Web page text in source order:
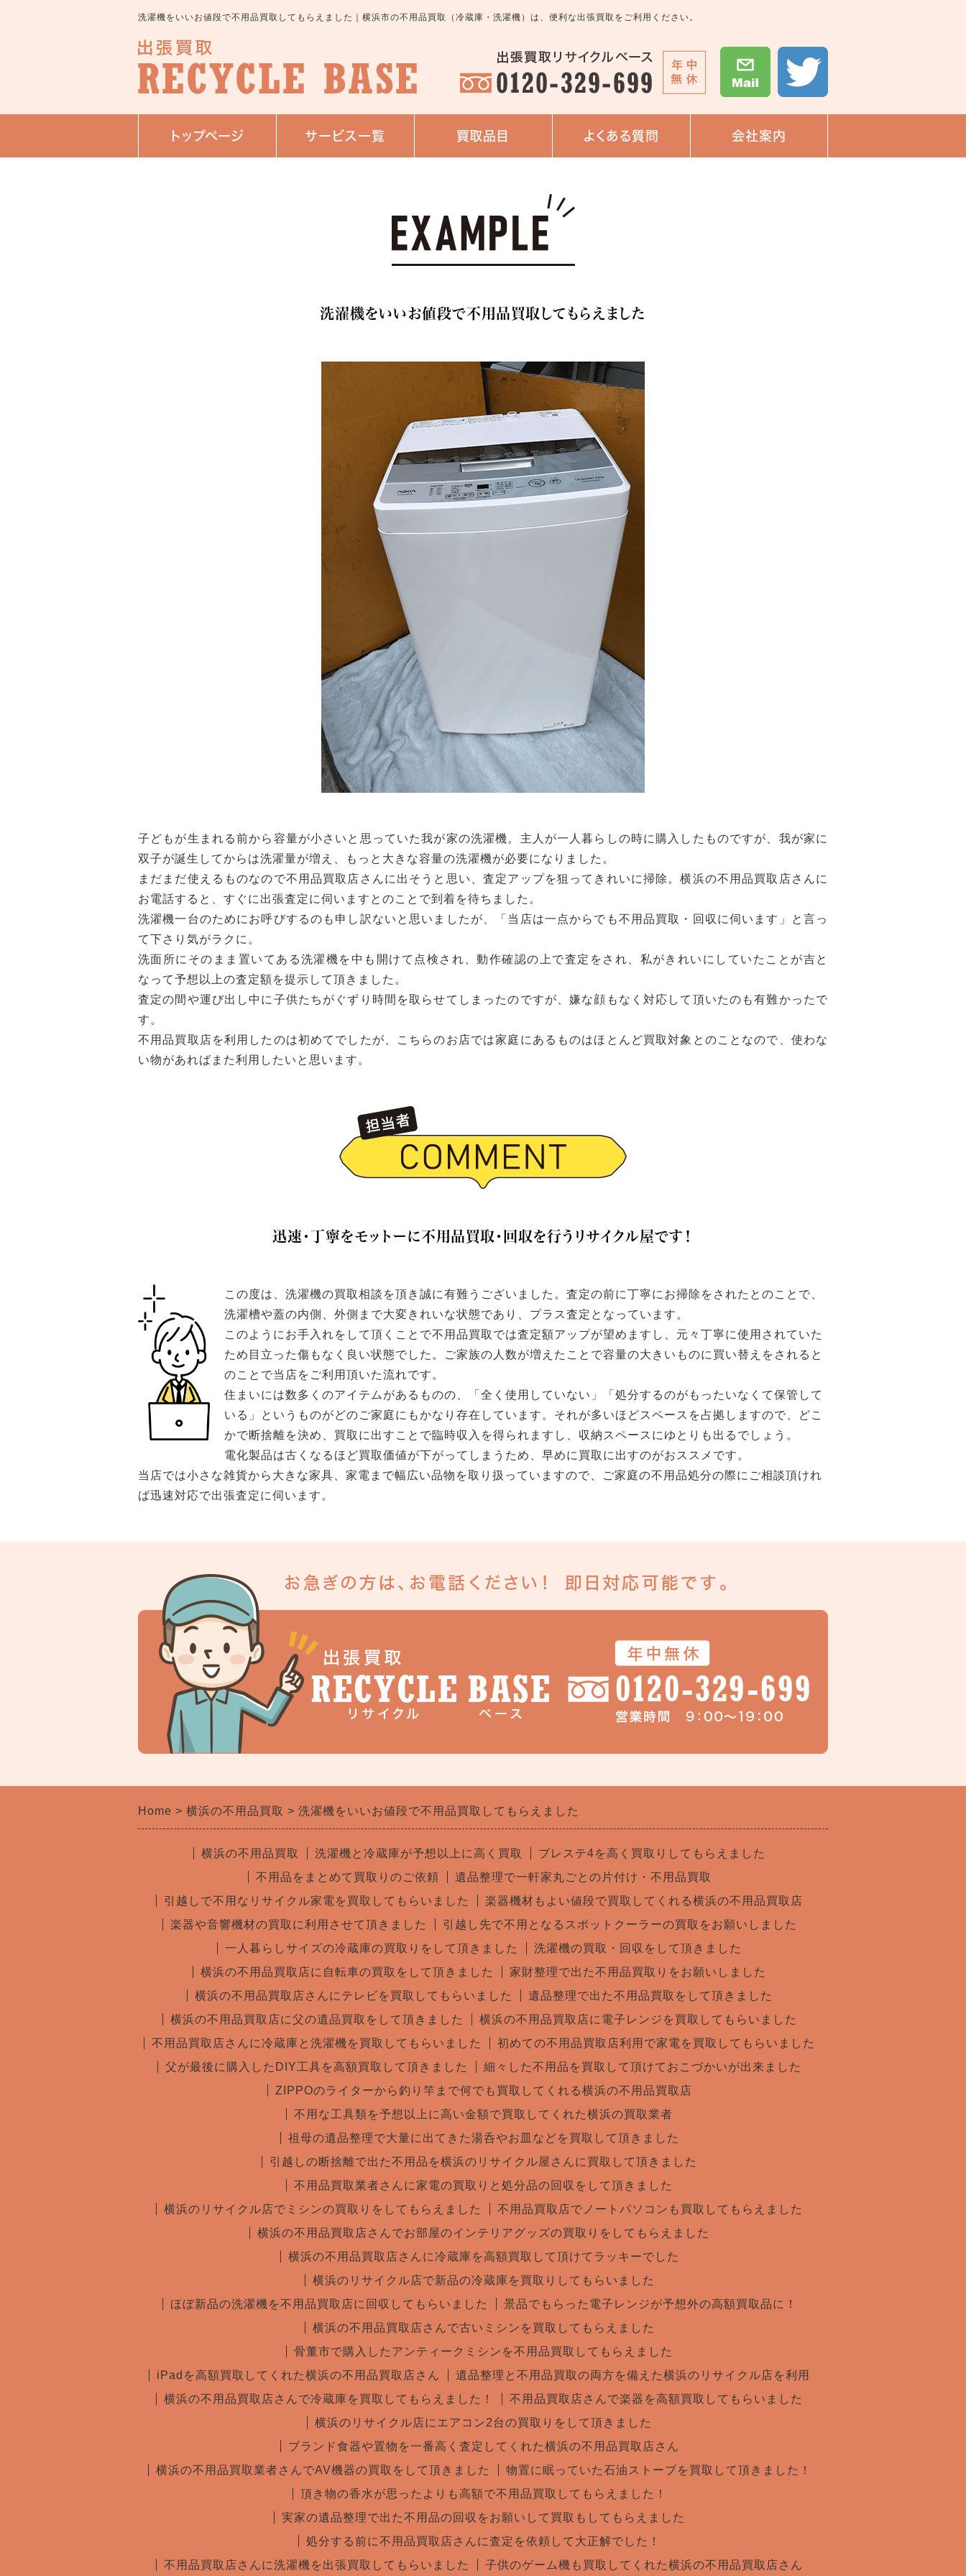
洗濯機をいいお値段で不用品買取してもらえました｜横浜市の不用品買取（冷蔵庫・洗濯機）は、便利な出張買取をご利用ください。
トップページ サービス一覧 買取品目 よくある質問 会社案内
洗濯機をいいお値段で不用品買取してもらえました
子どもが生まれる前から容量が小さいと思っていた我が家の洗濯機。主人が一人暮らしの時に購入したものですが、我が家に
双子が誕生してからは洗濯量が増え、もっと大きな容量の洗濯機が必要になりました。
まだまだ使えるものなので不用品買取店さんに出そうと思い、査定アップを狙ってきれいに掃除。横浜の不用品買取店さんに
お電話すると、すぐに出張査定に伺いますとのことで到着を待ちました。
洗濯機一台のためにお呼びするのも申し訳ないと思いましたが、「当店は一点からでも不用品買取・回収に伺います」と言っ
て下さり気がラクに。
洗面所にそのまま置いてある洗濯機を中も開けて点検され、動作確認の上で査定をされ、私がきれいにしていたことが吉と
なって予想以上の査定額を提示して頂きました。
査定の間や運び出し中に子供たちがぐずり時間を取らせてしまったのですが、嫌な顔もなく対応して頂いたのも有難かったで
す。
不用品買取店を利用したのは初めてでしたが、こちらのお店では家庭にあるものはほとんど買取対象とのことなので、使わな
い物があればまた利用したいと思います。
迅速・丁寧をモットーに不用品買取・回収を行うリサイクル屋です！
この度は、洗濯機の買取相談を頂き誠に有難うございました。査定の前に丁寧にお掃除をされたとのことで、
洗濯槽や蓋の内側、外側まで大変きれいな状態であり、プラス査定となっています。
このようにお手入れをして頂くことで不用品買取では査定額アップが望めますし、元々丁寧に使用されていた
ため目立った傷もなく良い状態でした。ご家族の人数が増えたことで容量の大きいものに買い替えをされると
のことで当店をご利用頂いた流れです。
住まいには数多くのアイテムがあるものの、「全く使用していない」「処分するのがもったいなくて保管して
いる」というものがどのご家庭にもかなり存在しています。それが多いほどスペースを占拠しますので、どこ
かで断捨離を決め、買取に出すことで臨時収入を得られますし、収納スペースにゆとりも出るでしょう。
電化製品は古くなるほど買取価値が下がってしまうため、早めに買取に出すのがおススメです。
当店では小さな雑貨から大きな家具、家電まで幅広い品物を取り扱っていますので、ご家庭の不用品処分の際にご相談頂けれ
ば迅速対応で出張査定に伺います。
Home 横浜の不用品買取 洗濯機をいいお値段で不用品買取してもらえました
横浜の不用品買取 洗濯機と冷蔵庫が予想以上に高く買取
プレステ4を高く買取りしてもらえました
不用品をまとめて買取りのご依頼
遺品整理で一軒家丸ごとの片付け・不用品買取
引越しで不用なリサイクル家電を買取してもらいました
楽器機材もよい値段で買取してくれる横浜の不用品買取店
楽器や音響機材の買取に利用させて頂きました
引越し先で不用となるスポットクーラーの買取をお願いしました
一人暮らしサイズの冷蔵庫の買取りをして頂きました
洗濯機の買取・回収をして頂きました
横浜の不用品買取店に自転車の買取をして頂きました
家財整理で出た不用品買取りをお願いしました
横浜の不用品買取店さんにテレビを買取してもらいました
遺品整理で出た不用品買取をして頂きました
横浜の不用品買取店に父の遺品買取をして頂きました
横浜の不用品買取店に電子レンジを買取してもらいました
不用品買取店さんに冷蔵庫と洗濯機を買取してもらいました
初めての不用品買取店利用で家電を買取してもらいました
父が最後に購入したDIY工具を高額買取して頂きました
細々した不用品を買取して頂けておこづかいが出来ました
ZIPPOのライターから釣り竿まで何でも買取してくれる横浜の不用品買取店
不用な工具類を予想以上に高い金額で買取してくれた横浜の買取業者
祖母の遺品整理で大量に出てきた湯呑やお皿などを買取して頂きました
引越しの断捨離で出た不用品を横浜のリサイクル屋さんに買取して頂きました
不用品買取業者さんに家電の買取りと処分品の回収をして頂きました
横浜のリサイクル店でミシンの買取りをしてもらえました
不用品買取店でノートパソコンも買取してもらえました
横浜の不用品買取店さんでお部屋のインテリアグッズの買取りをしてもらえました
横浜の不用品買取店さんに冷蔵庫を高額買取して頂けてラッキーでした
横浜のリサイクル店で新品の冷蔵庫を買取りしてもらいました
ほぼ新品の洗濯機を不用品買取店に回収してもらいました
景品でもらった電子レンジが予想外の高額買取品に！
横浜の不用品買取店さんで古いミシンを買取してもらえました
骨董市で購入したアンティークミシンを不用品買取してもらえました
iPadを高額買取してくれた横浜の不用品買取店さん
遺品整理と不用品買取の両方を備えた横浜のリサイクル店を利用
横浜の不用品買取店さんで冷蔵庫を買取してもらえました！
不用品買取店さんで楽器を高額買取してもらいました
横浜のリサイクル店にエアコン2台の買取りをして頂きました
ブランド食器や置物を一番高く査定してくれた横浜の不用品買取店さん
横浜の不用品買取業者さんでAV機器の買取をして頂きました
物置に眠っていた石油ストーブを買取して頂きました！
頂き物の香水が思ったよりも高額で不用品買取してもらえました！
実家の遺品整理で出た不用品の回収をお願いして買取もしてもらえました
処分する前に不用品買取店さんに査定を依頼して大正解でした！
不用品買取店さんに洗濯機を出張買取してもらいました
子供のゲーム機も買取してくれた横浜の不用品買取店さん